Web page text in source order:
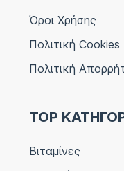
Όροι Χρήσης
Πολιτική Cookies
Πολιτική
TOP
Βιταμίνες